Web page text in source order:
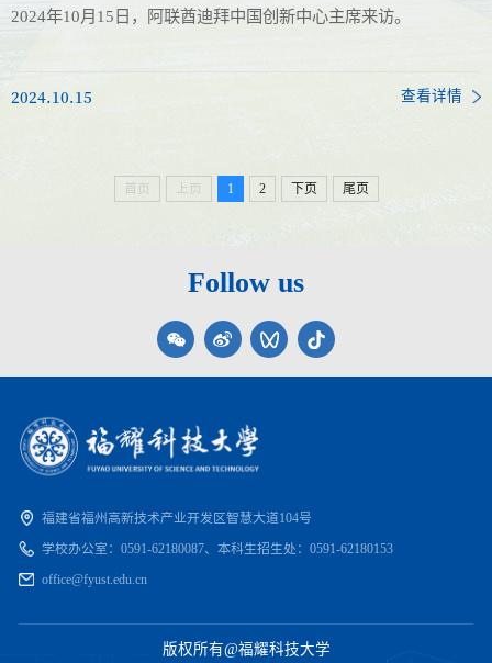
2024年10月15日，阿联酋迪拜中国创新中心主席来访。
2024.10.15 查看详情
首页 上页 1 2 下页 尾页
Follow us
福建省福州高新技术产业开发区智慧大道104号
学校办公室：0591-62180087、本科生招生处：0591-62180153
office@fyust.edu.cn
版权所有@福耀科技大学